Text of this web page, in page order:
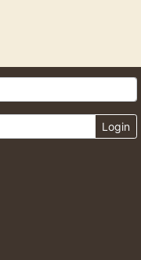
Login